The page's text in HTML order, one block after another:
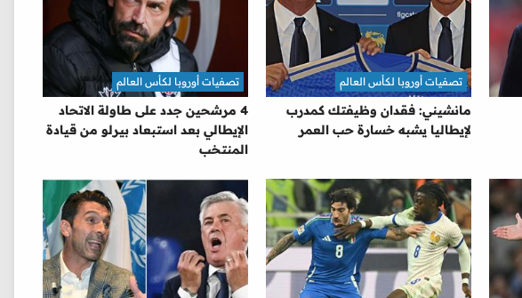
مانشيني: فقدان وظيفتك كمدرب
لإيطاليا يشبه خسارة حب العمر
تصفيات أوروبا لكأس العالم
4 مرشحين جدد على طاولة الاتحاد
الإيطالي بعد استبعاد بيرلو من قيادة
المنتخب
تصفيات أوروبا لكأس العالم